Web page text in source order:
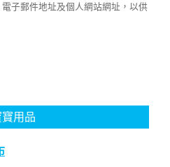
子郵件地址及個人網站網址，以供
用品